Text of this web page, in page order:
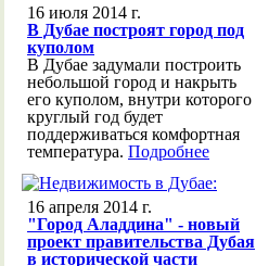
16 июля 2014 г.
В Дубае построят город под
куполом
В Дубае задумали построить
небольшой город и накрыть
его куполом, внутри которого
круглый год будет
поддерживаться комфортная
температура. Подробнее
16 апреля 2014 г.
"Город Аладдина" - новый
проект правительства Дубая
в исторической части